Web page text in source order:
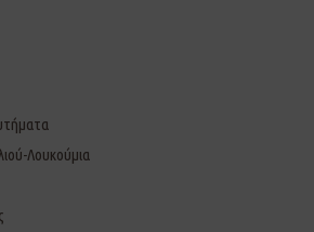
Λουκούμια